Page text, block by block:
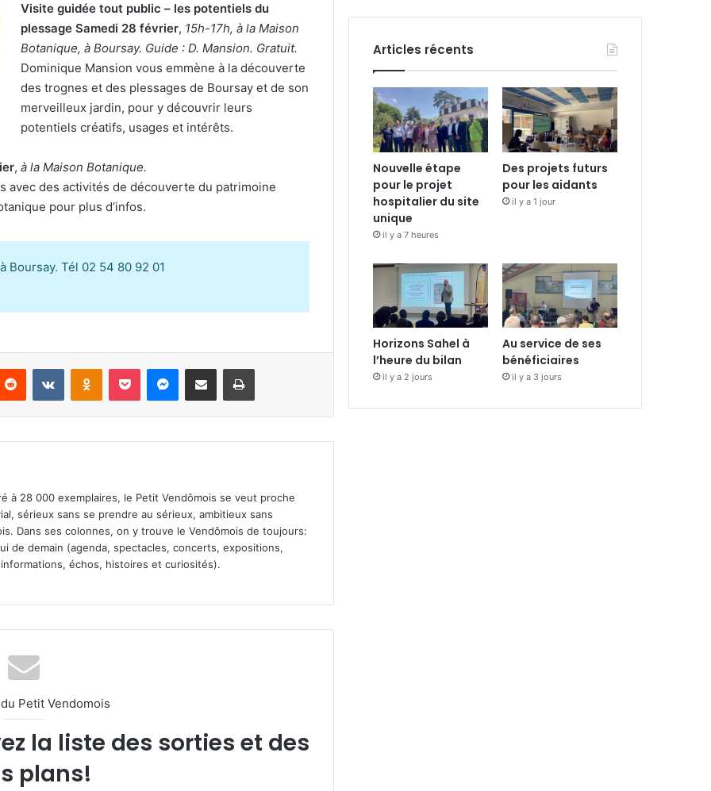
Visite guidée tout public – les potentiels du
plessage Samedi 28 février, 15h-17h, à la Maison
Botanique, à Boursay. Guide : D. Mansion. Gratuit.
Dominique Mansion vous emmène à la découverte
des trognes et des plessages de Boursay et de son
merveilleux jardin, pour y découvrir leurs
potentiels créatifs, usages et intérêts.
, à la Maison Botanique.
avec des activités de découverte du patrimoine
pour plus d’infos.
Boursay. Tél 02 54 80 92 01
à 28 000 exemplaires, le Petit Vendômois se veut proche
sérieux sans se prendre au sérieux, ambitieux sans
Dans ses colonnes, on y trouve le Vendômois de toujours:
de demain (agenda, spectacles, concerts, expositions,
échos, histoires et curiosités).
Petit Vendomois
la liste des sorties et des
plans!
Articles récents
Nouvelle étape
pour le projet
hospitalier du site
unique
il y a 7 heures
Des projets futurs
pour les aidants
il y a 1 jour
Horizons Sahel à
l’heure du bilan
il y a 2 jours
Au service de ses
bénéficiaires
il y a 3 jours